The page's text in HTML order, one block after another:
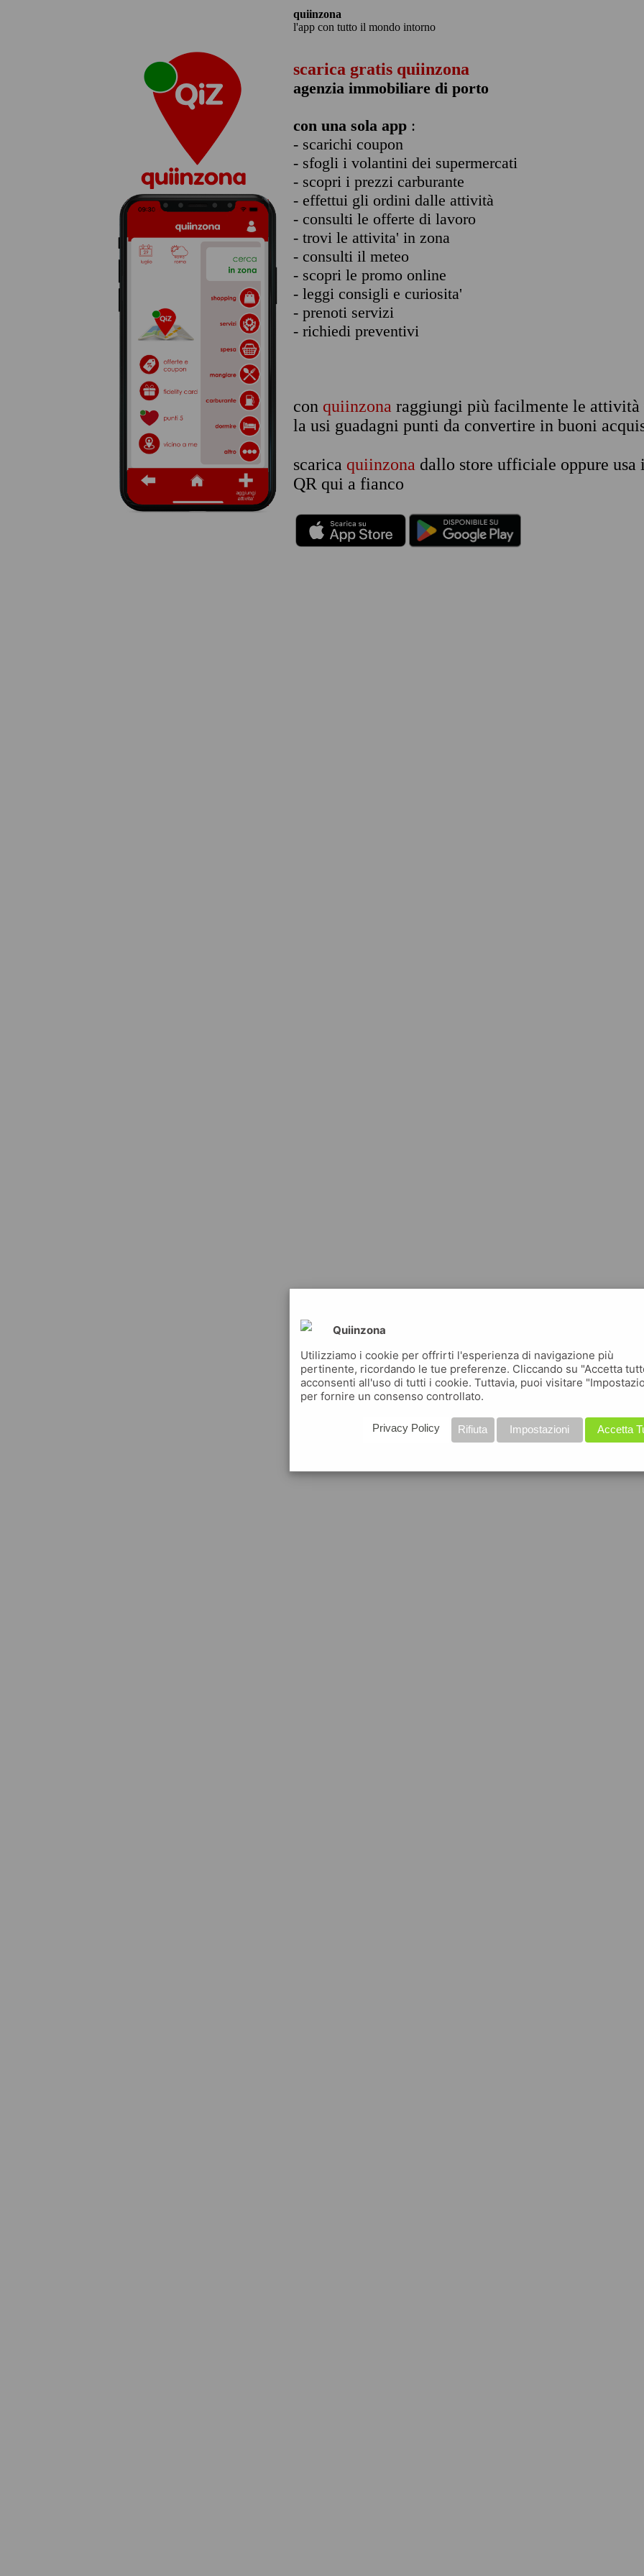
quiinzona
l'app con tutto il mondo intorno
scarica gratis quiinzona
agenzia immobiliare di porto
con una sola app :
- scarichi coupon
- sfogli i volantini dei supermercati
- scopri i prezzi carburante
- effettui gli ordini dalle attività
- consulti le offerte di lavoro
- trovi le attivita' in zona
- consulti il meteo
- scopri le promo online
- leggi consigli e curiosita'
- prenoti servizi
- richiedi preventivi
con quiinzona raggiungi più facilmente le attività
la usi guadagni punti da convertire in buoni
scarica quiinzona dallo store ufficiale oppure usa
QR qui a fianco
Quiinzona
Utilizziamo i cookie per offrirti l'esperienza di navigazione più
pertinente, ricordando le tue preferenze. Cliccando su "Accetta
acconsenti all'uso di tutti i cookie. Tuttavia, puoi visitare
per fornire un consenso controllato.
Accetta
Impostazioni
Rifiuta
Privacy Policy